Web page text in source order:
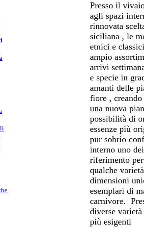
Presso il
agli spazi
rinnovata
siciliana , le
etnici e
ampio
arrivi
e specie in
amanti delle
fiore ,
una nuova
possibilità di
essenze più
pur sobrio
interno uno
riferimento
qualche
dimensioni
esemplari di
carnivore.
diverse
più esigenti